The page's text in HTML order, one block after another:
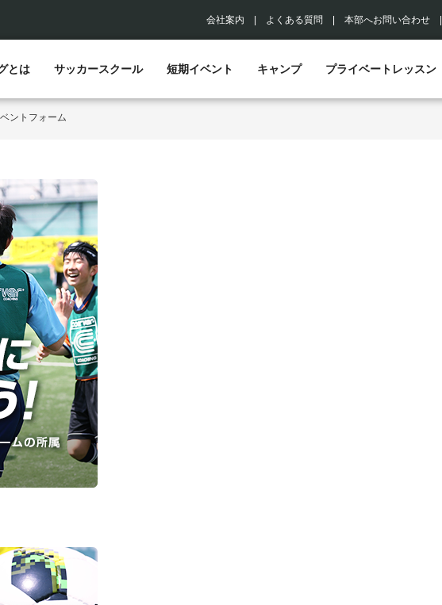
会社案内 よくある質問 本部へお問い合わせ
とは サッカースクール 短期イベント キャンプ プライベートレッスン
ントフォーム